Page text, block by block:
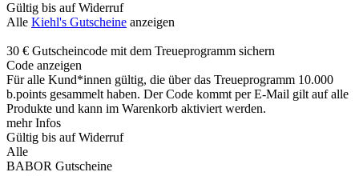
Gültig bis auf Widerruf
Alle Kiehl's Gutscheine anzeigen
30 € Gutscheincode mit dem Treueprogramm sichern
Code anzeigen
Für alle Kund*innen gültig, die über das Treueprogramm 10.000
b.points gesammelt haben. Der Code kommt per E-Mail gilt auf alle
Produkte und kann im Warenkorb aktiviert werden.
mehr Infos
Gültig bis auf Widerruf
Alle
BABOR Gutscheine